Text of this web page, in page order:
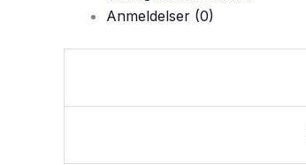
Anmeldelser (0)